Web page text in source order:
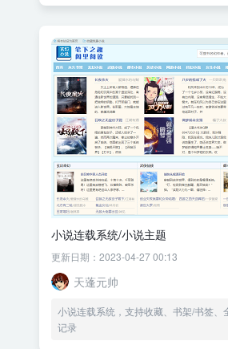
小说连载系统/小说主题
更新日期：2023-04-27 00:13
天蓬元帅
小说连载系统，支持收藏、书架/书签、
记录